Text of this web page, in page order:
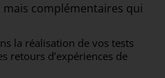
complémentaires qui
la réalisation de vos tests
retours d’expériences de